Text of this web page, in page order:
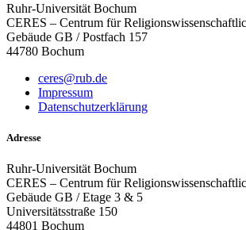
Ruhr-Universität Bochum
CERES – Centrum für
Gebäude GB / Postfach 157
44780 Bochum
ceres@rub.de
Impressum
Datenschutzerklärung
Adresse
Ruhr-Universität Bochum
CERES – Centrum für
Gebäude GB / Etage 3 & 5
Universitätsstraße 150
44801 Bochum